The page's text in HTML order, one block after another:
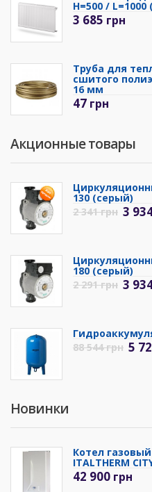
H=500 / L=1000
3 685 грн
Труба для
сшитого
16 мм
47 грн
Акционные товары
130 (серый)
2 341грн 3
180 (серый)
2 291грн 3
88 544грн 5
Новинки
Котел
ITALTHERM
42 900 грн